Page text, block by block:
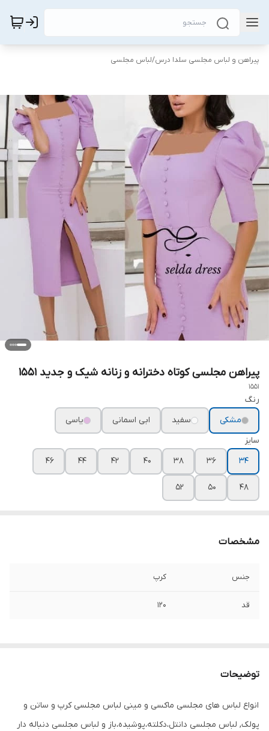
پیراهن و لباس مجلسی سلدا درس/لباس مجلسی
پیراهن مجلسی کوتاه دخترانه و زنانه شیک و جدید ۱۵۵۱
1551
رنگ
مشکی
سفید ابی اسمانی
یاسی
سایز
۳۴
۳۶ ۳۸ ۴۰ ۴۲ ۴۴ ۴۶
۴۸ ۵۰ ۵۲
مشخصات
جنس کرپ
قد ۱۲۰
توضیحات
انواع لباس های مجلسی ماکسی و مینی لباس مجلسی کرپ و ساتن و
پولک, لباس مجلسی دانتل،دکلته،پوشیده،باز و لباس مجلسی دنباله دار